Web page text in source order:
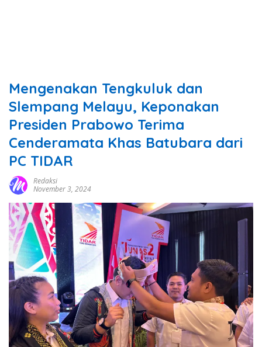
Mengenakan Tengkuluk dan
Slempang Melayu, Keponakan
Presiden Prabowo Terima
Cenderamata Khas Batubara dari
PC TIDAR
Redaksi
November 3, 2024